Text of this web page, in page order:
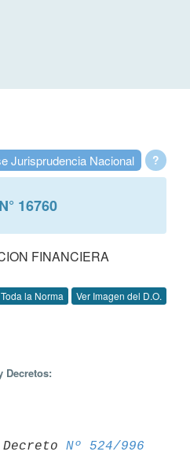
?
Jurisprudencia Nacional
N° 16760
FINANCIERA
Toda la Norma Ver Imagen del D.O.
Decretos:
Decreto Nº 524/996